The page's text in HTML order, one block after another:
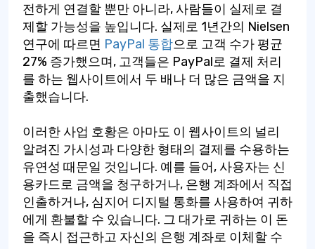
전하게 연결할 뿐만 아니라, 사람들이 실제로 결
제할 가능성을 높입니다. 실제로 1년간의 Nielsen
연구에 따르면 PayPal 통합으로 고객 수가 평균
27% 증가했으며, 고객들은 PayPal로 결제 처리
를 하는 웹사이트에서 두 배나 더 많은 금액을 지
출했습니다.
이러한 사업 호황은 아마도 이 웹사이트의 널리
알려진 가시성과 다양한 형태의 결제를 수용하는
유연성 때문일 것입니다. 예를 들어, 사용자는 신
용카드로 금액을 청구하거나, 은행 계좌에서 직접
인출하거나, 심지어 디지털 통화를 사용하여 귀하
에게 환불할 수 있습니다. 그 대가로 귀하는 이 돈
을 즉시 접근하고 자신의 은행 계좌로 이체할 수